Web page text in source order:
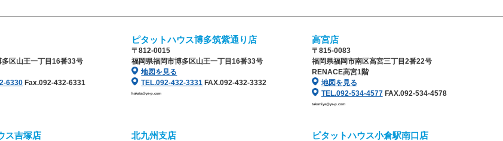
区山王一丁目16番33号
6330 Fax.092-432-6331
ピタットハウス博多筑紫通り店
〒812-0015
福岡県福岡市博多区山王一丁目16番33号
地図を見る
TEL.092-432-3331 FAX.092-432-3332
hakata@ys-p.com
高宮店
〒815-0083
福岡県福岡市南区高宮三丁目2番22号
RENACE高宮1階
地図を見る
TEL.092-534-4577FAX.092-534-4578
takamiya@ys-p.com
ス吉塚店 北九州支店 ピタットハウス小倉駅南口店